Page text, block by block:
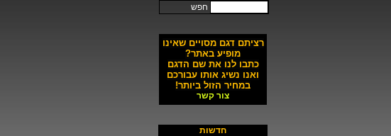
חפש
רציתם דגם מסויים שאינו
מופיע באתר?
כתבו לנו את שם הדגם
ואנו נשיג אותו עבורכם
במחיר הזול ביותר!
צור קשר
חדשות